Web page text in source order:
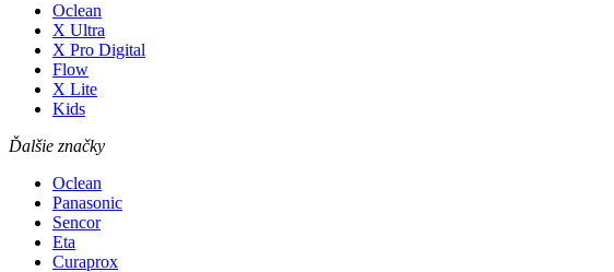
Oclean
X Ultra
X Pro Digital
Flow
X Lite
Kids
Ďalšie značky
Oclean
Panasonic
Sencor
Eta
Curaprox